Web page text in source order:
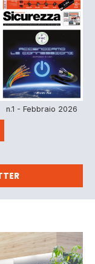
n.1 - Febbraio 2026